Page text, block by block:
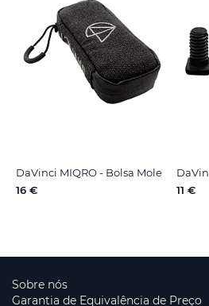
DaVinci MIQRO - Bolsa Mole
16 €
11 €
Sobre nós
Garantia de Equivalência de Preço